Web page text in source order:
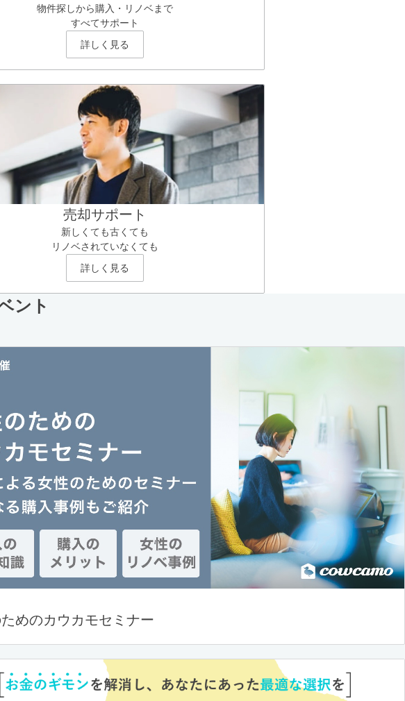
物件探しから購入・リノベまで
すべてサポート
詳しく見る
売却サポート
新しくても古くても
リノベされていなくても
詳しく見る
ント
めのカウカモセミナー